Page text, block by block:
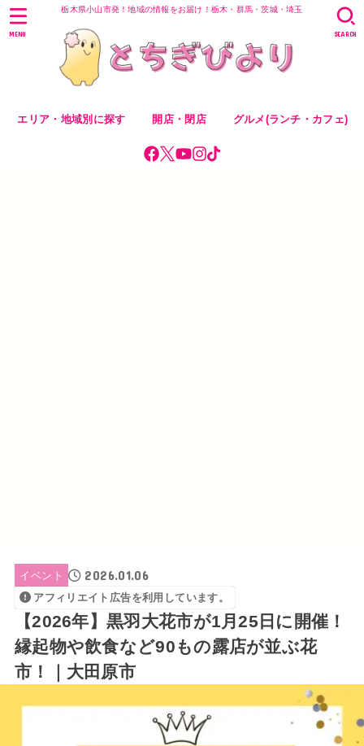
栃木県小山市発！地域の情報をお届け！栃木・群馬・茨城・埼玉
エリア・地域別に探す 開店・閉店 グルメ(ランチ・カフェ)
SEARCH
MENU
イベント 2026.01.06
アフィリエイト広告を利用しています。
【2026年】黒羽大花市が1月25日に開催！
縁起物や飲食など90もの露店が並ぶ花
市！｜大田原市